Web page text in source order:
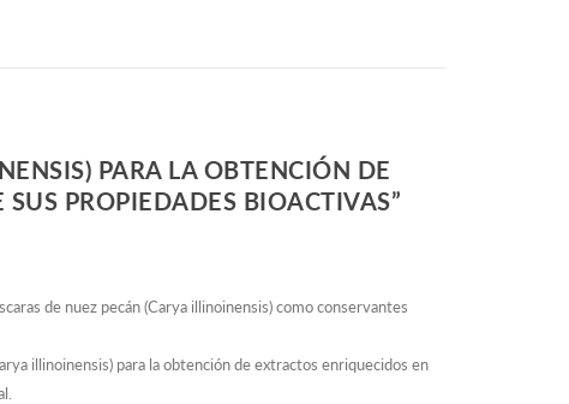
PARA LA OBTENCIÓN DE
PROPIEDADES BIOACTIVAS”
de nuez pecán (Carya illinoinensis) como conservantes
illinoinensis) para la obtención de extractos enriquecidos en